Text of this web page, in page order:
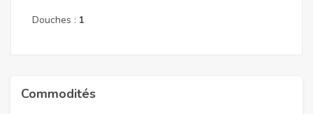
Douches : 1
Commodités